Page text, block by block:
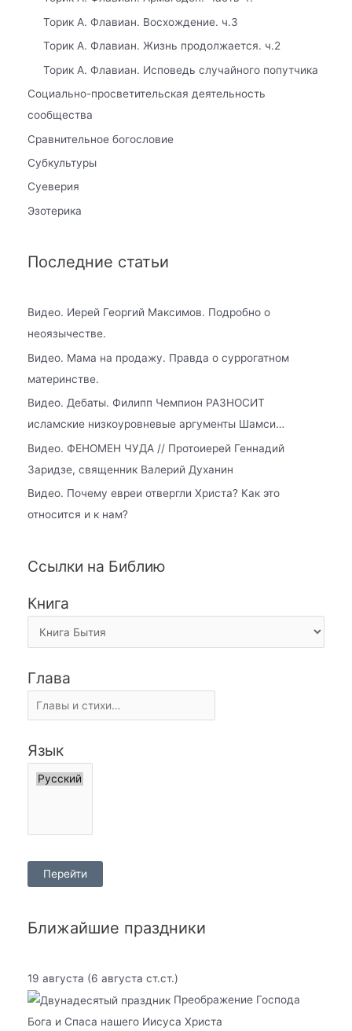
Торик А. Флавиан. Восхождение. ч.3
Торик А. Флавиан. Жизнь продолжается. ч.2
Торик А. Флавиан. Исповедь случайного попутчика
Социально-просветительская деятельность
сообщества
Сравнительное богословие
Субкультуры
Суеверия
Эзотерика
Последние статьи
Видео. Иерей Георгий Максимов. Подробно о
неоязычестве.
Видео. Мама на продажу. Правда о суррогатном
материнстве.
Видео. Дебаты. Филипп Чемпион РАЗНОСИТ
исламские низкоуровневые аргументы Шамси…
Видео. ФЕНОМЕН ЧУДА // Протоиерей Геннадий
Заридзе, священник Валерий Духанин
Видео. Почему евреи отвергли Христа? Как это
относится и к нам?
Ссылки на Библию
Книга
Глава
Язык
Ближайшие праздники
19 августа (6 августа ст.ст.)
Преображение Господа
Бога и Спаса нашего Иисуса Христа